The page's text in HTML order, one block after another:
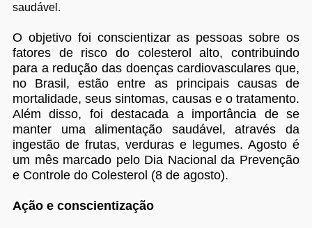
saudável.
O objetivo foi conscientizar as pessoas sobre os
fatores de risco do colesterol alto, contribuindo
para a redução das doenças cardiovasculares que,
no Brasil, estão entre as principais causas de
mortalidade, seus sintomas, causas e o tratamento.
Além disso, foi destacada a importância de se
manter uma alimentação saudável, através da
ingestão de frutas, verduras e legumes. Agosto é
um mês marcado pelo Dia Nacional da Prevenção
e Controle do Colesterol (8 de agosto).
Ação e conscientização